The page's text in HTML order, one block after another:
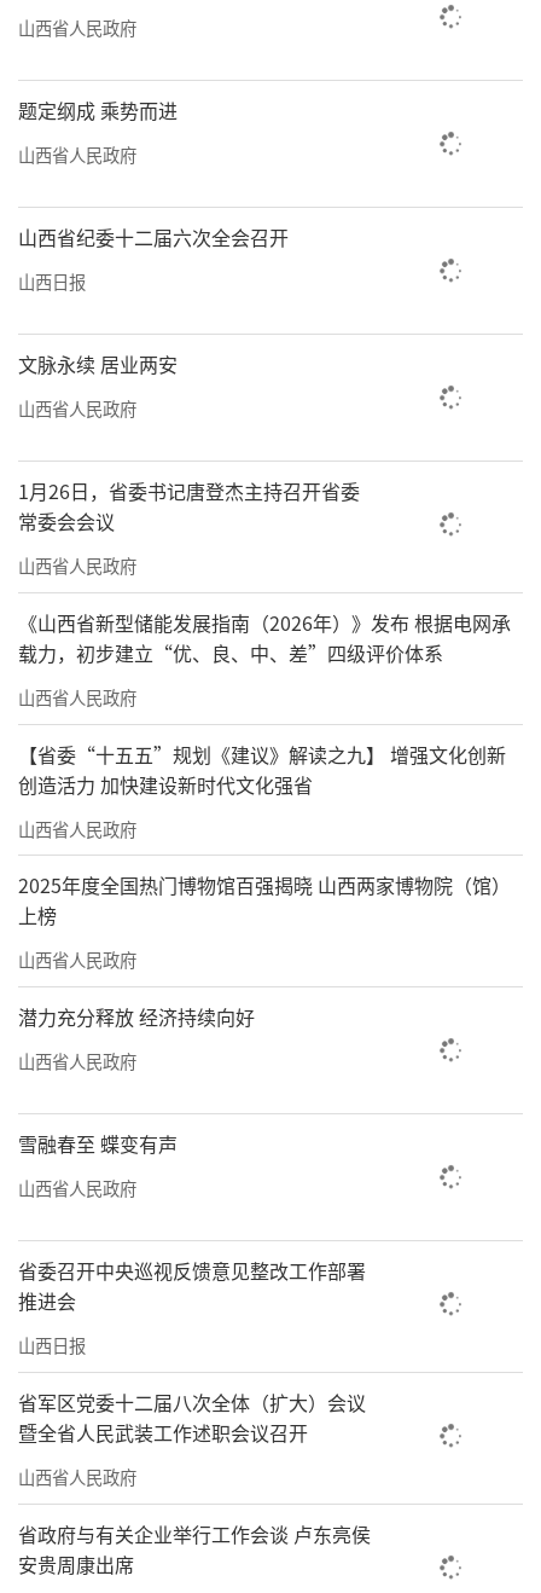
山西省人民政府
题定纲成 乘势而进
山西省人民政府
山西省纪委十二届六次全会召开
山西日报
文脉永续 居业两安
山西省人民政府
1月26日，省委书记唐登杰主持召开省委
常委会会议
山西省人民政府
《山西省新型储能发展指南（2026年）》发布 根据电网承
载力，初步建立“优、良、中、差”四级评价体系
山西省人民政府
【省委“十五五”规划《建议》解读之九】 增强文化创新
创造活力 加快建设新时代文化强省
山西省人民政府
2025年度全国热门博物馆百强揭晓 山西两家博物院（馆）
上榜
山西省人民政府
潜力充分释放 经济持续向好
山西省人民政府
雪融春至 蝶变有声
山西省人民政府
省委召开中央巡视反馈意见整改工作部署
推进会
山西日报
省军区党委十二届八次全体（扩大）会议
暨全省人民武装工作述职会议召开
山西省人民政府
省政府与有关企业举行工作会谈 卢东亮侯
安贵周康出席